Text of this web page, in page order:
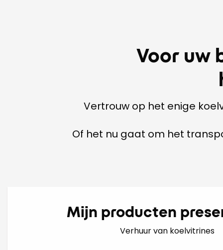
Voor uw
Vertrouw op het enige
Of het nu gaat om het
Mijn producten
Verhuur van koelvitrines